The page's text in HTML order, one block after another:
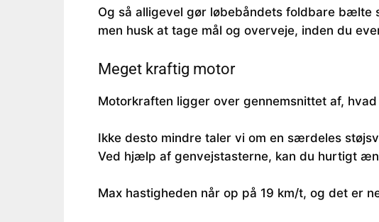
Og så alligevel gør løbebåndets foldbare bælte
men husk at tage mål og overveje, inden du
Meget kraftig motor
Motorkraften ligger over gennemsnittet af,
Ikke desto mindre taler vi om en særdeles
Ved hjælp af genvejstasterne, kan du hurtigt
Max hastigheden når op på 19 km/t, og det er